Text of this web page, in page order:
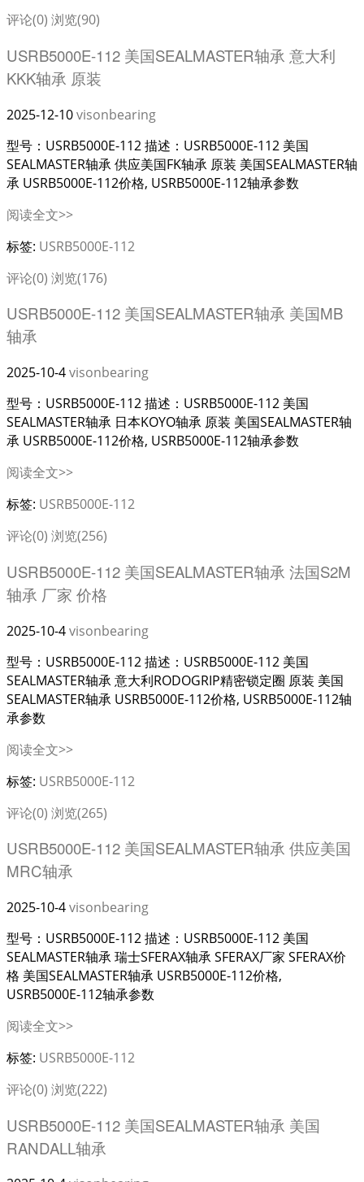
评论(0) 浏览(90)
USRB5000E-112 美国SEALMASTER轴承 意大利
KKK轴承 原装
2025-12-10visonbearing
型号：USRB5000E-112 描述：USRB5000E-112 美国
SEALMASTER轴承 供应美国FK轴承 原装 美国SEALMASTER轴
承 USRB5000E-112价格, USRB5000E-112轴承参数
阅读全文>>
标签: USRB5000E-112
评论(0) 浏览(176)
USRB5000E-112 美国SEALMASTER轴承 美国MB
轴承
2025-10-4visonbearing
型号：USRB5000E-112 描述：USRB5000E-112 美国
SEALMASTER轴承 日本KOYO轴承 原装 美国SEALMASTER轴
承 USRB5000E-112价格, USRB5000E-112轴承参数
阅读全文>>
标签: USRB5000E-112
评论(0) 浏览(256)
USRB5000E-112 美国SEALMASTER轴承 法国S2M
轴承 厂家 价格
2025-10-4visonbearing
型号：USRB5000E-112 描述：USRB5000E-112 美国
SEALMASTER轴承 意大利RODOGRIP精密锁定圈 原装 美国
SEALMASTER轴承 USRB5000E-112价格, USRB5000E-112轴
承参数
阅读全文>>
标签: USRB5000E-112
评论(0) 浏览(265)
USRB5000E-112 美国SEALMASTER轴承 供应美国
MRC轴承
2025-10-4visonbearing
型号：USRB5000E-112 描述：USRB5000E-112 美国
SEALMASTER轴承 瑞士SFERAX轴承 SFERAX厂家 SFERAX价
格 美国SEALMASTER轴承 USRB5000E-112价格,
USRB5000E-112轴承参数
阅读全文>>
标签: USRB5000E-112
评论(0) 浏览(222)
USRB5000E-112 美国SEALMASTER轴承 美国
RANDALL轴承